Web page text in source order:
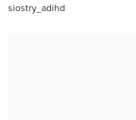
siostry_adihd